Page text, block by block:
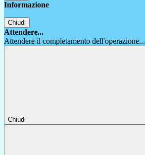
Informazione
Chiudi
Attendere...
Attendere il completamento dell'operazione...
Chiudi